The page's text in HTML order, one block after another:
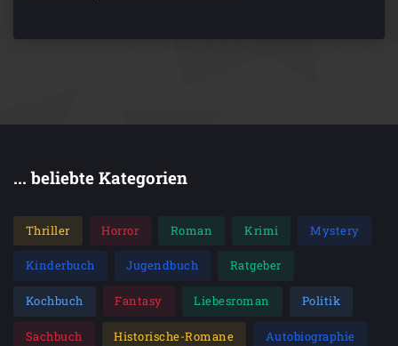
... beliebte Kategorien
Thriller Horror Roman Krimi Mystery
Kinderbuch Jugendbuch Ratgeber
Kochbuch Fantasy Liebesroman Politik
Sachbuch Historische-Romane Autobiographie